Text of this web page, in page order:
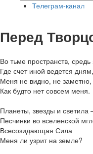
Телеграм-канал
Перед
Во тьме пространств,
Где счет иной ведется дням,
Меня не видно, не заметно,
Как будто нет совсем меня.
Планеты, звезды и
Песчинки во вселенской
Всесозидающая Сила
Меня ли узрит на земле?